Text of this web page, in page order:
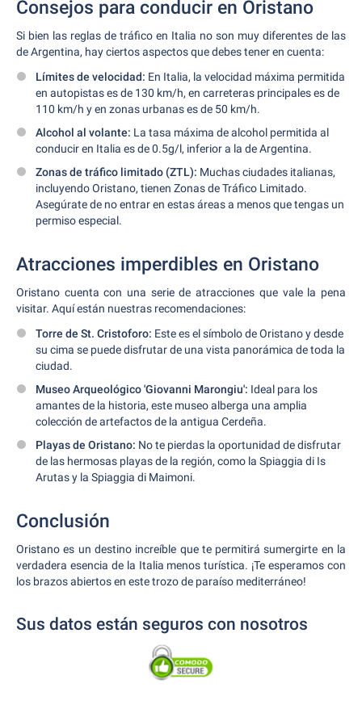
Consejos para conducir en Oristano
Si bien las reglas de tráfico en Italia no son muy diferentes de las
de Argentina, hay ciertos aspectos que debes tener en cuenta:
Límites de velocidad: En Italia, la velocidad máxima permitida
en autopistas es de 130 km/h, en carreteras principales es de
110 km/h y en zonas urbanas es de 50 km/h.
Alcohol al volante: La tasa máxima de alcohol permitida al
conducir en Italia es de 0.5g/l, inferior a la de Argentina.
Zonas de tráfico limitado (ZTL): Muchas ciudades italianas,
incluyendo Oristano, tienen Zonas de Tráfico Limitado.
Asegúrate de no entrar en estas áreas a menos que tengas un
permiso especial.
Atracciones imperdibles en Oristano
Oristano cuenta con una serie de atracciones que vale la pena
visitar. Aquí están nuestras recomendaciones:
Torre de St. Cristoforo: Este es el símbolo de Oristano y desde
su cima se puede disfrutar de una vista panorámica de toda la
ciudad.
Museo Arqueológico 'Giovanni Marongiu': Ideal para los
amantes de la historia, este museo alberga una amplia
colección de artefactos de la antigua Cerdeña.
Playas de Oristano: No te pierdas la oportunidad de disfrutar
de las hermosas playas de la región, como la Spiaggia di Is
Arutas y la Spiaggia di Maimoni.
Conclusión
Oristano es un destino increíble que te permitirá sumergirte en la
verdadera esencia de la Italia menos turística. ¡Te esperamos con
los brazos abiertos en este trozo de paraíso mediterráneo!
Sus datos están seguros con nosotros